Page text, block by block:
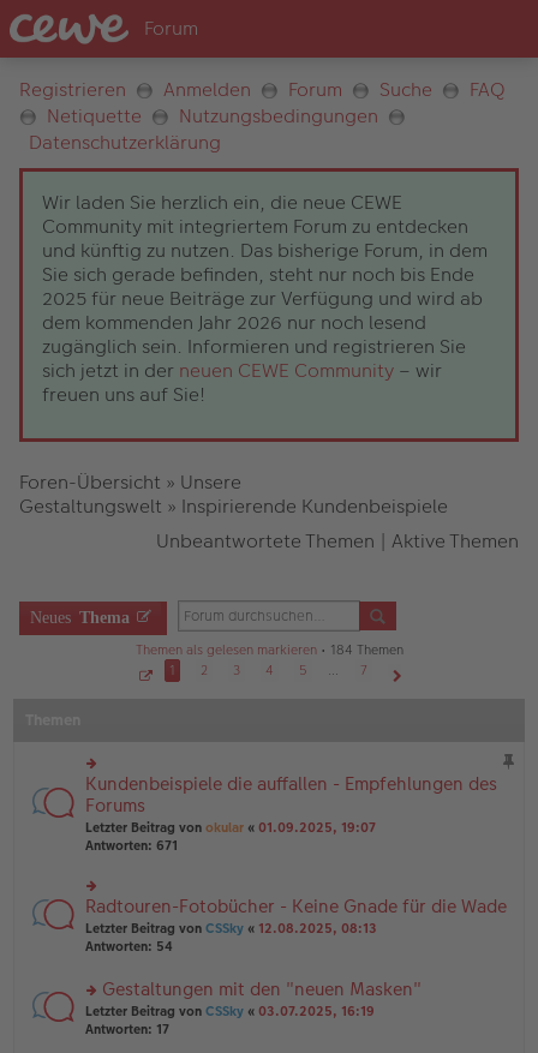
Registrieren Anmelden Forum Suche
FAQ
Netiquette
Nutzungsbedingungen
Datenschutzerklärung
Wir laden Sie herzlich ein, die neue CEWE
Community mit integriertem Forum zu entdecken
und künftig zu nutzen. Das bisherige Forum, in dem
Sie sich gerade befinden, steht nur noch bis Ende
2025 für neue Beiträge zur Verfügung und wird ab
dem kommenden Jahr 2026 nur noch lesend
zugänglich sein. Informieren und registrieren Sie
sich jetzt in der neuen CEWE Community – wir
freuen uns auf Sie!
Foren-Übersicht » Unsere
Gestaltungswelt » Inspirierende Kundenbeispiele
Unbeantwortete Themen | Aktive Themen
Neues Thema
Themen als gelesen markieren• 184 Themen
o
7
1 2 3 4 5 …
7
rs
te
r
u
n
el
es
e
n
ei
tr
a
Kundenbeispiele die auffallen - Empfehlungen des
Forums
Letzter Beitrag von okular « 01.09.2025, 19:07
Antworten: 671
rs
te
r
g
el
es
Radtouren-Fotobücher - Keine Gnade für die Wade
Letzter Beitrag von CSSky « 12.08.2025, 08:13
Antworten: 54
rs
te
Gestaltungen mit den "neuen Masken"
Letzter Beitrag von CSSky « 03.07.2025, 16:19
Antworten: 17